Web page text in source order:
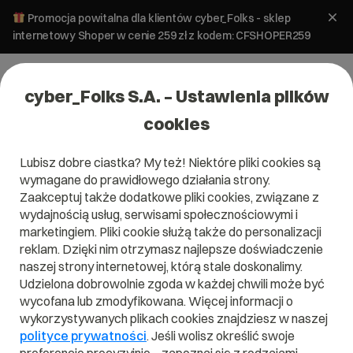
Promocja powitalna dla klientów cyber_Folks - sklep
internetowy Shoper w cenie 259 zł z kodem: CFSHOPER259
Pomoc»Poczta»Jak skonfigurować Mail dla iPhone/iOS?
Jak skonfigurować Mail dla
iPhone/iOS?
Poczta
Konfiguracja
programów
pocztowych
cyber_Folks S.A. – Ustawienia plików
cookies
Lubisz dobre ciastka? My też! Niektóre pliki cookies są
wymagane do prawidłowego działania strony.
Zaakceptuj także dodatkowe pliki cookies, związane z
wydajnością usług, serwisami społecznościowymi i
marketingiem. Pliki cookie służą także do personalizacji
reklam. Dzięki nim otrzymasz najlepsze doświadczenie
naszej strony internetowej, którą stale doskonalimy.
Udzielona dobrowolnie zgoda w każdej chwili może być
wycofana lub zmodyfikowana. Więcej informacji o
wykorzystywanych plikach cookies znajdziesz w naszej
polityce prywatności. Jeśli wolisz określić swoje